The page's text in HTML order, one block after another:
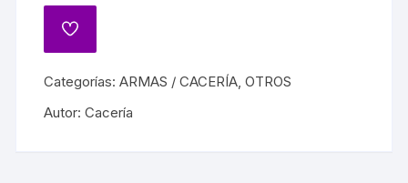
Categorías:ARMAS / CACERÍA,OTROS
Autor:Cacería